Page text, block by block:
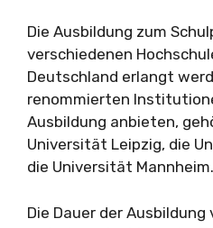
Die Ausbildung zum
verschiedenen
Deutschland erlangt
renommierten
Ausbildung anbieten,
Universität Leipzig, die
die Universität Mannheim.
Die Dauer der